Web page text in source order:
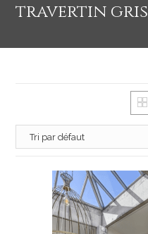
travertin gris